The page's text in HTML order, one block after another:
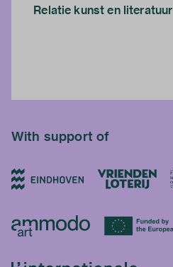
Relatie kunst en literatuur
With support of